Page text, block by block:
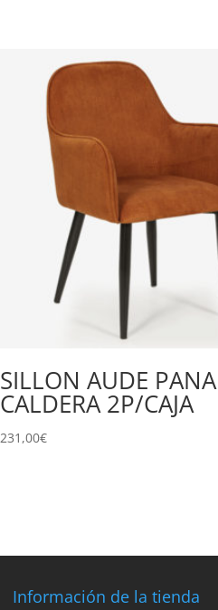
SILLON AUDE PANA
CALDERA 2P/CAJA
231,00€
Información de la tienda